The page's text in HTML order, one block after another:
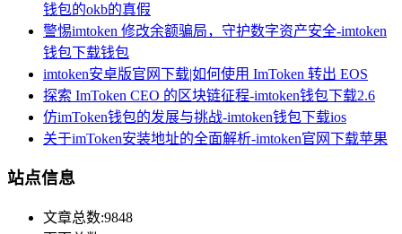
钱包的okb的真假
警惕imtoken 修改余额骗局，守护数字资产安全-imtoken
钱包下载钱包
imtoken安卓版官网下载|如何使用 ImToken 转出 EOS
探索 ImToken CEO 的区块链征程-imtoken钱包下载2.6
仿imToken钱包的发展与挑战-imtoken钱包下载ios
关于imToken安装地址的全面解析-imtoken官网下载苹果
站点信息
文章总数:9848